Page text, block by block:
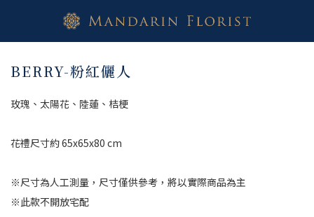
BERRY-粉紅儷人
玫瑰、太陽花、陸蓮、桔梗
花禮尺寸約 65x65x80 cm
※尺寸為人工測量，尺寸僅供參考，將以實際商品為主
※此款不開放宅配